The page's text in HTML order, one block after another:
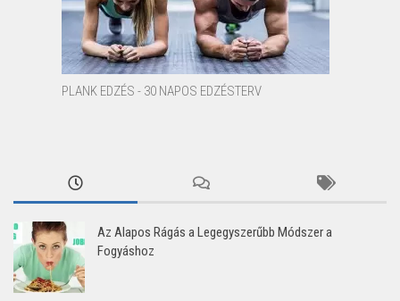
PLANK EDZÉS - 30 NAPOS EDZÉSTERV
Az Alapos Rágás a Legegyszerűbb Módszer a
Fogyáshoz